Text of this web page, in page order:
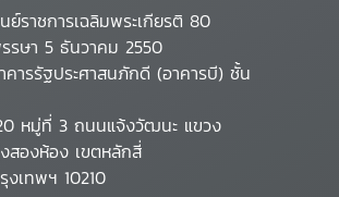
ย์ราชการเฉลิมพระเกียรติ 80
รษา 5 ธันวาคม 2550
คารรัฐประศาสนภักดี (อาคารบี) ชั้น
หมู่ที่ 3 ถนนแจ้งวัฒนะ แขวง
สองห้อง เขตหลักสี่
งเทพฯ 10210